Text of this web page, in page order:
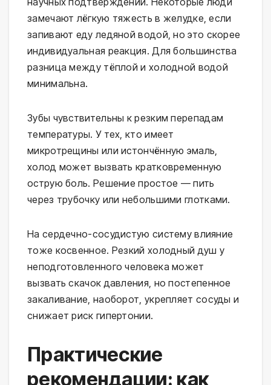
замечают лёгкую тяжесть в желудке, если
запивают еду ледяной водой, но это скорее
индивидуальная реакция. Для большинства
разница между тёплой и холодной водой
минимальна.
Зубы чувствительны к резким перепадам
температуры. У тех, кто имеет
микротрещины или истончённую эмаль,
холод может вызвать кратковременную
острую боль. Решение простое — пить
через трубочку или небольшими глотками.
На сердечно-сосудистую систему влияние
тоже косвенное. Резкий холодный душ у
неподготовленного человека может
вызвать скачок давления, но постепенное
закаливание, наоборот, укрепляет сосуды и
снижает риск гипертонии.
Практические
рекомендации: как